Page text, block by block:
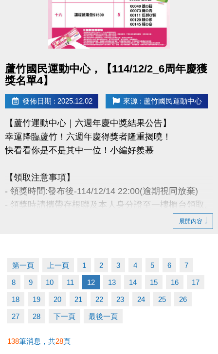
- 因活動核銷需要，會複印得獎者身分證或相關個人資
料，領獎則視同同意提供本人資料，可請櫃檯註明僅
供此活動使用。
- 本活動作業說明蘆竹國民運動中心保有解釋、修正、
調整、終止等相關權利，其詳細辦法、變更事項或未
盡事宜則以網站公告為主。
洽詢專線 : (03)263-9066 分機114、115
https://www.lzsports.com.tw/zh_TW/news/pageID/1/
FB : @桃園市蘆竹國民運動中心
IG : @luzhusports
蘆竹國民運動中心，【114/12/2_6周年慶獲
獎名單4】
發佈日期 : 2025.12.02 來源 : 蘆竹國民運動中心
【蘆竹運動中心｜六週年慶中獎結果公告】
幸運降臨蘆竹！六週年慶得獎者隆重揭曉！
快看看你是不是其中一位！小編好羨慕
【領取注意事項】
- 領獎時間:發布後-114/12/14 22:00(逾期視同放棄)
- 領獎時請攜帶存根聯及本人身分證至一樓櫃台領取。
若無法親領，代領者亦需攜帶存根聯、中獎者身分
獎。
- 會員卡獎項領取日即為開卡日，會員資格當日起開始
生效，恕無法延後使用。
- 課程抵用金$1500及場地抵用金$500，皆不可分次使
用，進行折抵後，由櫃檯收回。
況，不得退費折換現金，但可轉班至有開課成功之課
展開內容
第一頁 上一頁 1 2 3 4 5 6 7
8 9 10 11 12 13 14 15 16 17
18 19 20 21 22 23 24 25 26
27 28 下一頁 最後一頁
138筆消息，共28頁